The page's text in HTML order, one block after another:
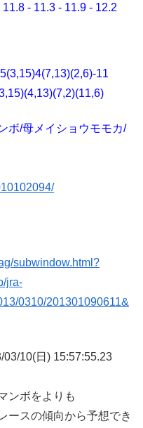
- 11.3 - 11.9 - 12.2
11
ボ/母メイショウモモカ/
subwindow.html?
jra-
0310/201301090611&
03/10(日) 15:57:55.23
ンボをよりも
ースの傾向から予想でき